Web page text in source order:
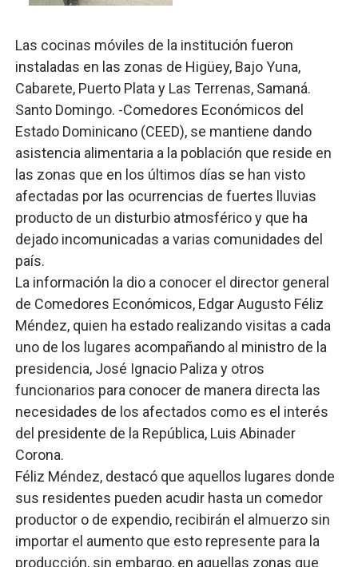
-Propeep y Gestión Presidencial encabezan entrega
Ministerio de Defensa siembra esperanza y protege
MICM y CECCOM retienen 213,355 galones de
Bienes Nacionales recauda más de RD 57 millones en
Las cocinas móviles de la institución fueron
instaladas en las zonas de Higüey, Bajo Yuna,
Cabarete, Puerto Plata y Las Terrenas, Samaná.
Santo Domingo. -Comedores Económicos del
Estado Dominicano (CEED), se mantiene dando
asistencia alimentaria a la población que reside en
las zonas que en los últimos días se han visto
afectadas por las ocurrencias de fuertes lluvias
producto de un disturbio atmosférico y que ha
dejado incomunicadas a varias comunidades del
país.
La información la dio a conocer el director general
de Comedores Económicos, Edgar Augusto Féliz
Méndez, quien ha estado realizando visitas a cada
uno de los lugares acompañando al ministro de la
presidencia, José Ignacio Paliza y otros
funcionarios para conocer de manera directa las
necesidades de los afectados como es el interés
del presidente de la República, Luis Abinader
Corona.
Féliz Méndez, destacó que aquellos lugares donde
sus residentes pueden acudir hasta un comedor
productor o de expendio, recibirán el almuerzo sin
importar el aumento que esto represente para la
producción, sin embargo, en aquellas zonas que